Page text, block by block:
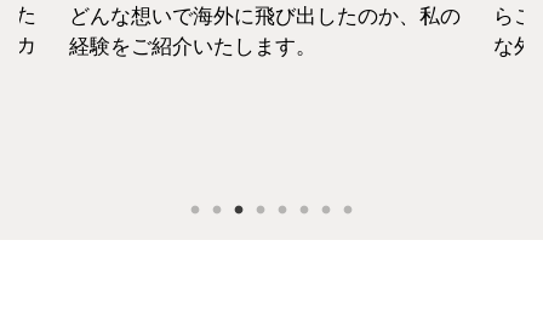
た
カ
どんな想いで海外に飛び出したのか、私の
経験をご紹介いたします。
らこ
な外